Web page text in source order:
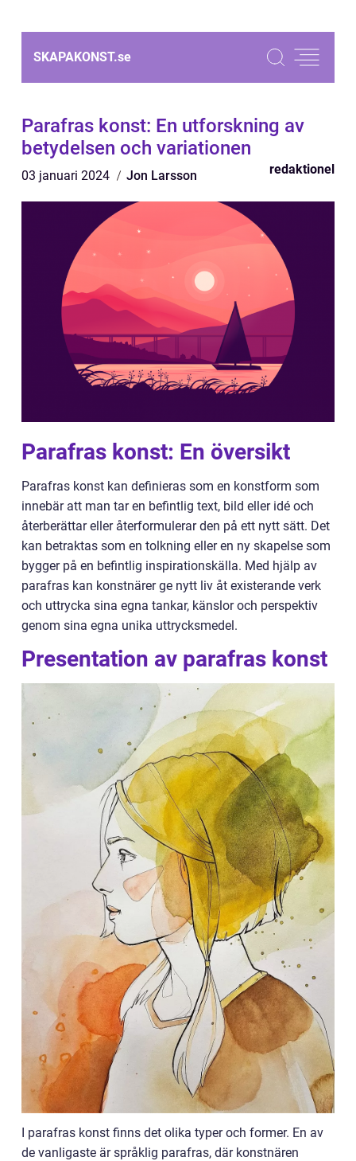
SKAPAKONST.se
Parafras konst: En utforskning av
betydelsen och variationen
03 januari 2024 Jon Larsson redaktionel
Parafras konst: En översikt
Parafras konst kan definieras som en konstform som
innebär att man tar en befintlig text, bild eller idé och
återberättar eller återformulerar den på ett nytt sätt. Det
kan betraktas som en tolkning eller en ny skapelse som
bygger på en befintlig inspirationskälla. Med hjälp av
parafras kan konstnärer ge nytt liv åt existerande verk
och uttrycka sina egna tankar, känslor och perspektiv
genom sina egna unika uttrycksmedel.
Presentation av parafras konst
I parafras konst finns det olika typer och former. En av
de vanligaste är språklig parafras, där konstnären